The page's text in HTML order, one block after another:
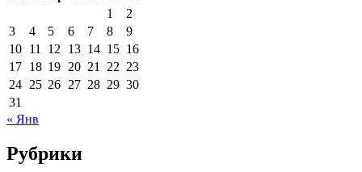
1
2
3
4 5 6 7 8
9
10 11 12 13 14 15 16
17 18 19 20 21 22 23
24 25 26 27 28 29 30
31
« Янв
Рубрики